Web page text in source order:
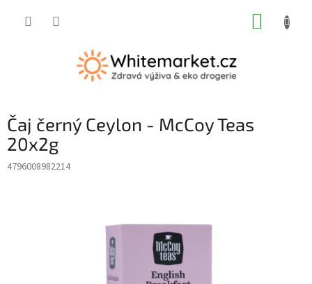
Čaj černý Ceylon - McCoy Teas
20x2g
4796008982214